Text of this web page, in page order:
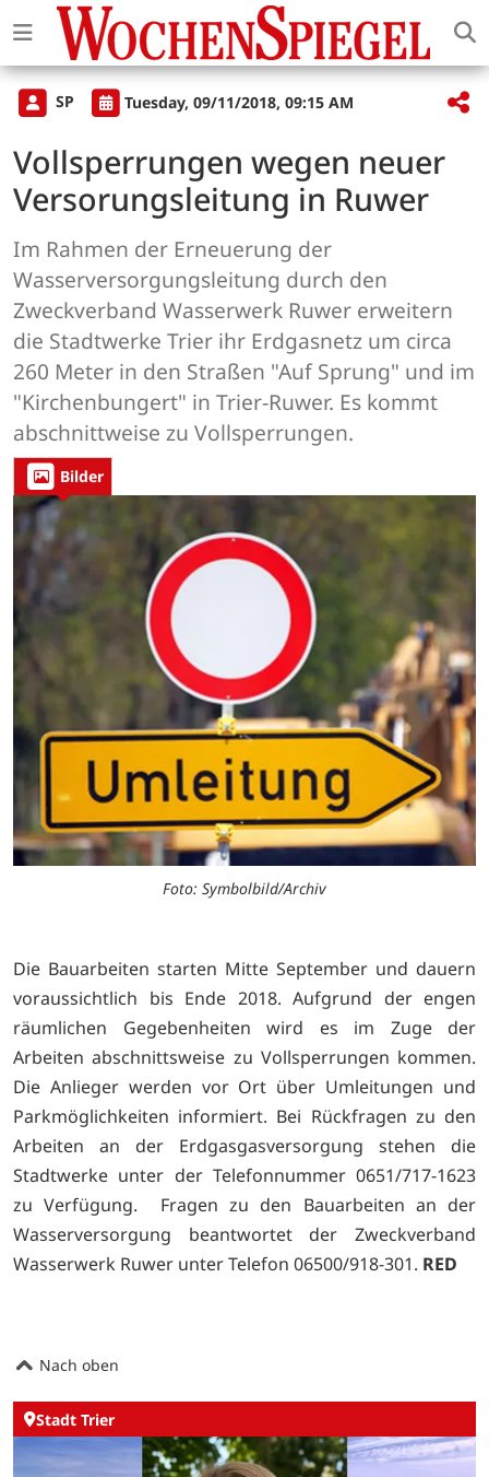
SP Tuesday, 09/11/2018, 09:15 AM
Vollsperrungen wegen neuer
Versorungsleitung in Ruwer
Im Rahmen der Erneuerung der
Wasserversorgungsleitung durch den
Zweckverband Wasserwerk Ruwer erweitern
die Stadtwerke Trier ihr Erdgasnetz um circa
260 Meter in den Straßen "Auf Sprung" und im
"Kirchenbungert" in Trier-Ruwer. Es kommt
abschnittweise zu Vollsperrungen.
Bilder
Foto: Symbolbild/Archiv
Die Bauarbeiten starten Mitte September und dauern
voraussichtlich bis Ende 2018. Aufgrund der engen
räumlichen Gegebenheiten wird es im Zuge der
Arbeiten abschnittsweise zu Vollsperrungen kommen.
Die Anlieger werden vor Ort über Umleitungen und
Parkmöglichkeiten informiert. Bei Rückfragen zu den
Arbeiten an der Erdgasgasversorgung stehen die
Stadtwerke unter der Telefonnummer 0651/717-1623
zu Verfügung. Fragen zu den Bauarbeiten an der
Wasserversorgung beantwortet der Zweckverband
Wasserwerk Ruwer unter Telefon 06500/918-301. RED
Nach oben
Stadt Trier